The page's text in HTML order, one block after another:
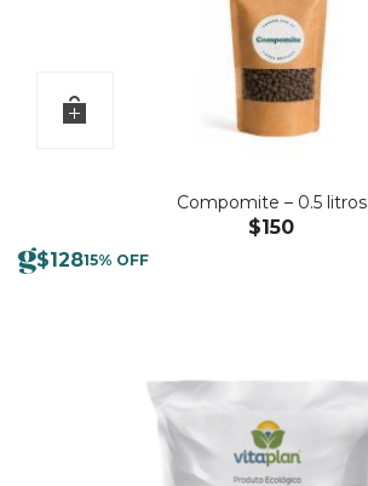
Compomite – 0.5 litros
$150
$12815% OFF